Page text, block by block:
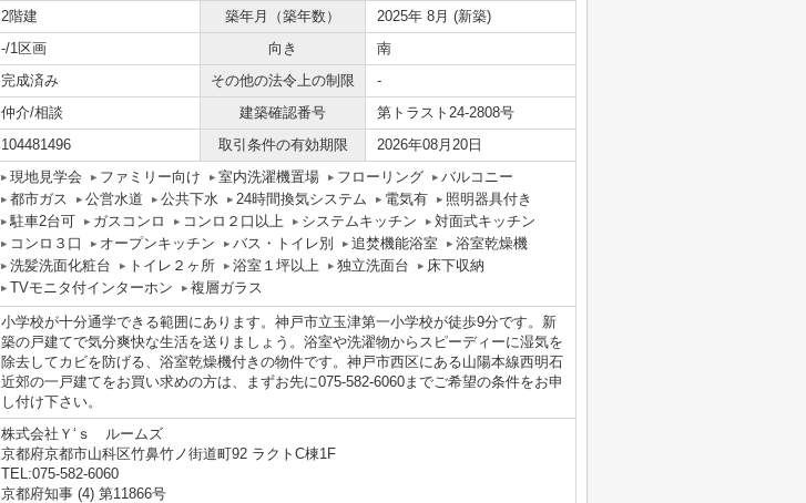
2階建 築年月（築年数）
2025年 8月 (新築)
-/1区画 向き
南
完成済み その他の法令上の制限
-
仲介/相談 建築確認番号
第トラスト24-2808号
104481496 取引条件の有効期限 2026年08月20日
現地見学会 ファミリー向け 室内洗濯機置場 フローリング
バルコニー
都市ガス
公営水道 公共下水 24時間換気システム 電気有
照明器具付き
駐車2台可
ガスコンロ コンロ２口以上 システムキッチン
対面式キッチン
コンロ３口
オープンキッチン バス・トイレ別 追焚機能浴室
浴室乾燥機
洗髪洗面化粧台
トイレ２ヶ所 浴室１坪以上 独立洗面台
床下収納
TVモニタ付インターホン
複層ガラス
小学校が十分通学できる範囲にあります。神戸市立玉津第一小学校が徒歩9分です。新
築の戸建てで気分爽快な生活を送りましょう。浴室や洗濯物からスピーディーに湿気を
除去してカビを防げる、浴室乾燥機付きの物件です。神戸市西区にある山陽本線西明石
近郊の一戸建てをお買い求めの方は、まずお先に075-582-6060までご希望の条件をお申
し付け下さい。
株式会社Ｙ‘ｓ ルームズ
京都府京都市山科区竹鼻竹ノ街道町92 ラクトC棟1F
TEL:075-582-6060
京都府知事 (4) 第11866号